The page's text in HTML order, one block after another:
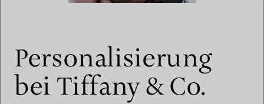
Personalisierung
bei Tiffany & Co.